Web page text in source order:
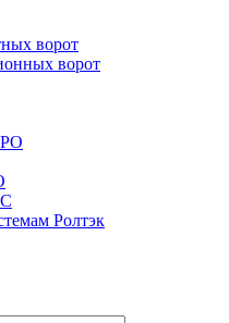
ворот
ворот
Ролтэк